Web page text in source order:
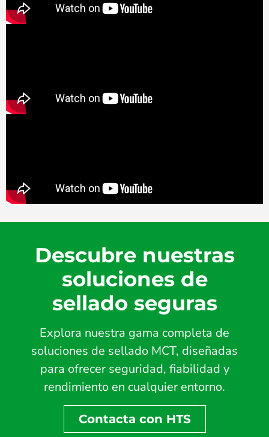
Descubre nuestras
soluciones de
sellado seguras
Explora nuestra gama completa de
soluciones de sellado MCT, diseñadas
para ofrecer seguridad, fiabilidad y
rendimiento en cualquier entorno.
Contacta con HTS